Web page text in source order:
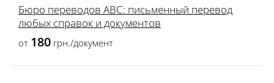
Бюро переводов ABC: письменный перевод
любых справок и документов
от 180 грн./документ